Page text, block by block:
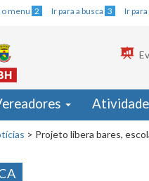
o menu 2 Ir para a busca 3 Ir
> Projeto libera bares,